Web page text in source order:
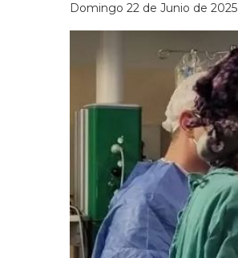
Domingo 22 de Junio de 2025